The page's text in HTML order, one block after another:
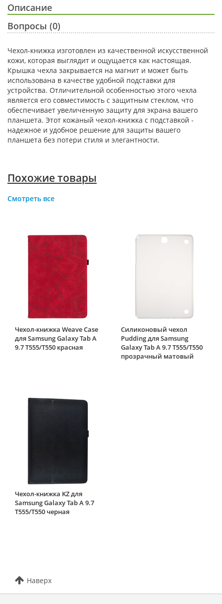
Описание
Вопросы (0)
Чехол-книжка изготовлен из качественной искусственной
кожи, которая выглядит и ощущается как настоящая.
Крышка чехла закрывается на магнит и может быть
использована в качестве удобной подставки для
устройства. Отличительной особенностью этого чехла
является его совместимость с защитным стеклом, что
обеспечивает увеличенную защиту для экрана вашего
планшета. Этот кожаный чехол-книжка с подставкой -
надежное и удобное решение для защиты вашего
планшета без потери стиля и элегантности.
Похожие товары
Смотреть все
Чехол-книжка Weave Case
для Samsung Galaxy Tab A
9.7 T555/T550 красная
Силиконовый чехол
Pudding для Samsung
Galaxy Tab A 9.7 T555/T550
прозрачный матовый
Чехол-книжка KZ для
Samsung Galaxy Tab A 9.7
T555/T550 черная
Наверх